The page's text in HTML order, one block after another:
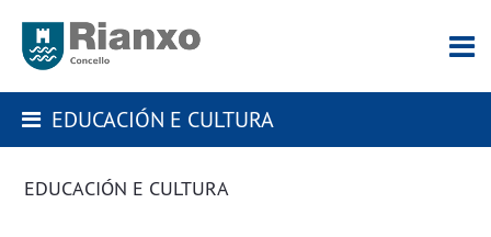
EDUCACIÓN E CULTURA
EDUCACIÓN E CULTURA